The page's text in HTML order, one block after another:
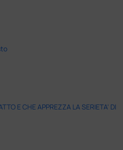
E CHE APPREZZA LA SERIETA' DI